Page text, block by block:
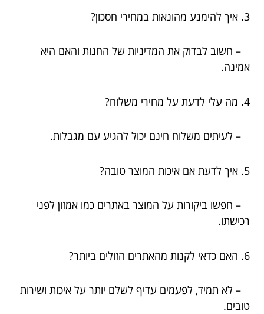
3. איך להימנע מהונאות במחירי חסכון?
– חשוב לבדוק את המדיניות של החנות והאם היא
אמינה.
4. מה עלי לדעת על מחירי משלוח?
– לעיתים משלוח חינם יכול להגיע עם מגבלות.
5. איך לדעת אם איכות המוצר טובה?
– חפשו ביקורות על המוצר באתרים כמו אמזון לפני
רכישתו.
6. האם כדאי לקנות מהאתרים הזולים ביותר?
– לא תמיד, לפעמים עדיף לשלם יותר על איכות ושירות
טובים.